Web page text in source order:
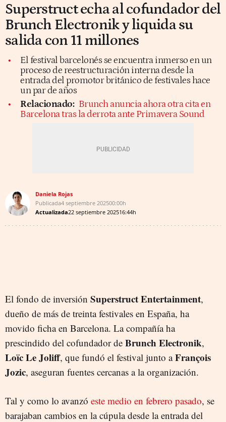
Superstruct echa al cofundador del
Brunch Electronik y liquida su
salida con 11 millones
El festival barcelonés se encuentra inmerso en un
proceso de reestructuración interna desde la
entrada del promotor británico de festivales hace
un par de años
Relacionado: Brunch anuncia ahora otra cita en
Barcelona tras la derrota ante Primavera Sound
Daniela Rojas
Publicada4 septiembre 202500:00h
Actualizada22 septiembre 202516:44h
El fondo de inversión Superstruct Entertainment,
dueño de más de treinta festivales en España, ha
movido ficha en Barcelona. La compañía ha
prescindido del cofundador de Brunch Electronik,
Loïc Le Joliff, que fundó el festival junto aFrançois
Jozic, aseguran fuentes cercanas a la organización.
Tal y como lo avanzó este medio en febrero pasado, se
barajaban cambios en la cúpula desde la entrada del